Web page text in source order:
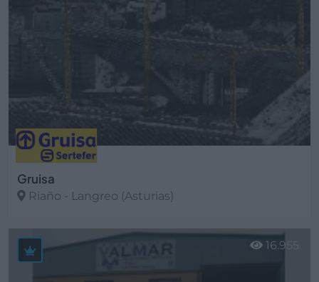
Gruisa
Riaño - Langreo (Asturias)
Ver más
16.955